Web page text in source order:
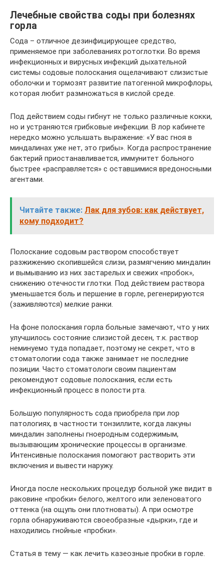
Лечебные свойства соды при болезнях
горла
Сода – отличное дезинфицирующее средство,
применяемое при заболеваниях ротоглотки. Во время
инфекционных и вирусных инфекций дыхательной
системы содовые полоскания ощелачивают слизистые
оболочки и тормозят развитие патогенной микрофлоры,
которая любит размножаться в кислой среде.
Под действием соды гибнут не только различные кокки,
но и устраняются грибковые инфекции. В лор кабинете
нередко можно услышать выражение: «У вас гноя в
миндалинах уже нет, это грибы». Когда распространение
бактерий приостанавливается, иммунитет больного
быстрее «расправляется» с оставшимися вредоносными
агентами.
Читайте также: Лак для зубов: как действует,
кому подходит?
Полоскание содовым раствором способствует
разжижению скопившейся слизи, размягчению миндалин
и вымыванию из них застарелых и свежих «пробок»,
снижению отечности глотки. Под действием раствора
уменьшается боль и першение в горле, регенерируются
(заживляются) мелкие ранки.
На фоне полоскания горла больные замечают, что у них
улучшилось состояние слизистой десен, т.к. раствор
неминуемо туда попадает, поэтому не секрет, что в
стоматологии сода также занимает не последние
позиции. Часто стоматологи своим пациентам
рекомендуют содовые полоскания, если есть
инфекционный процесс в полости рта.
Большую популярность сода приобрела при лор
патологиях, в частности тонзиллите, когда лакуны
миндалин заполнены гноеродным содержимым,
вызывающим хронические процессы в организме.
Интенсивные полоскания помогают растворить эти
включения и вывести наружу.
Иногда после нескольких процедур больной уже видит в
раковине «пробки» белого, желтого или зеленоватого
оттенка (на ощупь они плотноваты). А при осмотре
горла обнаруживаются своеобразные «дырки», где и
находились гнойные «пробки».
Статья в тему — как лечить казеозные пробки в горле.